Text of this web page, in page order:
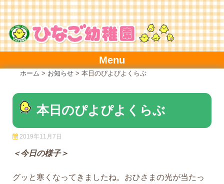
Skip
to
content
Menu
ホーム > お知らせ > 本日のぴよぴよくらぶ
本日のぴよぴよくらぶ
2019年11月7日
＜今日の様子＞
グッと寒くなってきましたね。おひさまの光が当たっ